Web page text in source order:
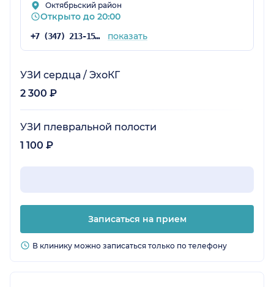
Октябрьский район
Открыто до 20:00
+7 (347) 213-15-92 показать
УЗИ сердца / ЭхоКГ
2 300 ₽
УЗИ плевральной полости
1 100 ₽
Записаться на прием
В клинику можно записаться только по телефону